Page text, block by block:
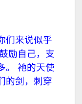
们来说似乎
励自己，支
。 祂的天使
的剑，刺穿